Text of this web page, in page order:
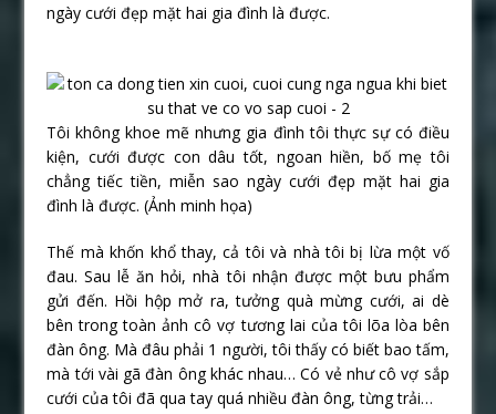
ngày cưới đẹp mặt hai gia đình là được.
Tôi không khoe mẽ nhưng gia đình tôi thực sự có điều
kiện, cưới được con dâu tốt, ngoan hiền, bố mẹ tôi
chẳng tiếc tiền, miễn sao ngày cưới đẹp mặt hai gia
đình là được. (Ảnh minh họa)
Thế mà khốn khổ thay, cả tôi và nhà tôi bị lừa một vố
đau. Sau lễ ăn hỏi, nhà tôi nhận được một bưu phẩm
gửi đến. Hồi hộp mở ra, tưởng quà mừng cưới, ai dè
bên trong toàn ảnh cô vợ tương lai của tôi lõa lòa bên
đàn ông. Mà đâu phải 1 người, tôi thấy có biết bao tấm,
mà tới vài gã đàn ông khác nhau… Có vẻ như cô vợ sắp
cưới của tôi đã qua tay quá nhiều đàn ông, từng trải…